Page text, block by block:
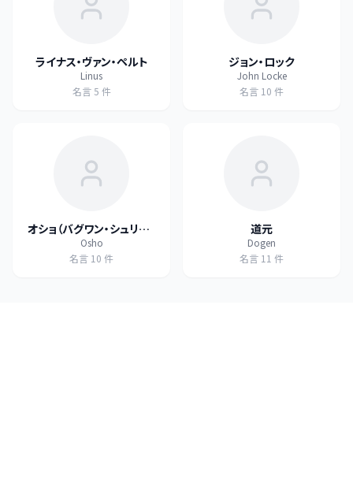
ライナス・ヴァン・ペルト
Linus
名言 5 件
ジョン・ロック
John Locke
名言 10 件
オショ（バグワン・シュリー・
ラジニーシ）
Osho
名言 10 件
道元
Dogen
名言 11 件